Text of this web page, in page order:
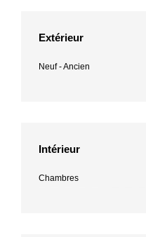
Extérieur
Neuf - Ancien
Intérieur
Chambres